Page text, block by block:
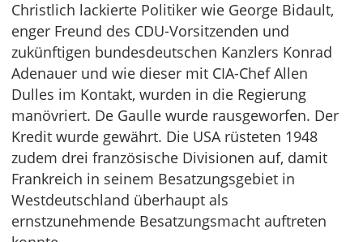
Christlich lackierte Politiker wie George Bidault,
enger Freund des CDU-Vorsitzenden und
zukünftigen bundesdeutschen Kanzlers Konrad
Adenauer und wie dieser mit CIA-Chef Allen
Dulles im Kontakt, wurden in die Regierung
manövriert. De Gaulle wurde rausgeworfen. Der
Kredit wurde gewährt. Die USA rüsteten 1948
zudem drei französische Divisionen auf, damit
Frankreich in seinem Besatzungsgebiet in
Westdeutschland überhaupt als
ernstzunehmende Besatzungsmacht auftreten